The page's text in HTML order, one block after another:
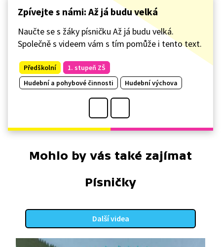
Zpívejte s námi: Až já budu velká
Naučte se s žáky písničku Až já budu velká.
Společně s videem vám s tím pomůže i tento text.
Předškolní
1. stupeň ZŠ
Hudební a pohybové činnosti
Hudební výchova
Mohlo by vás také zajímat
Písničky
Další videa